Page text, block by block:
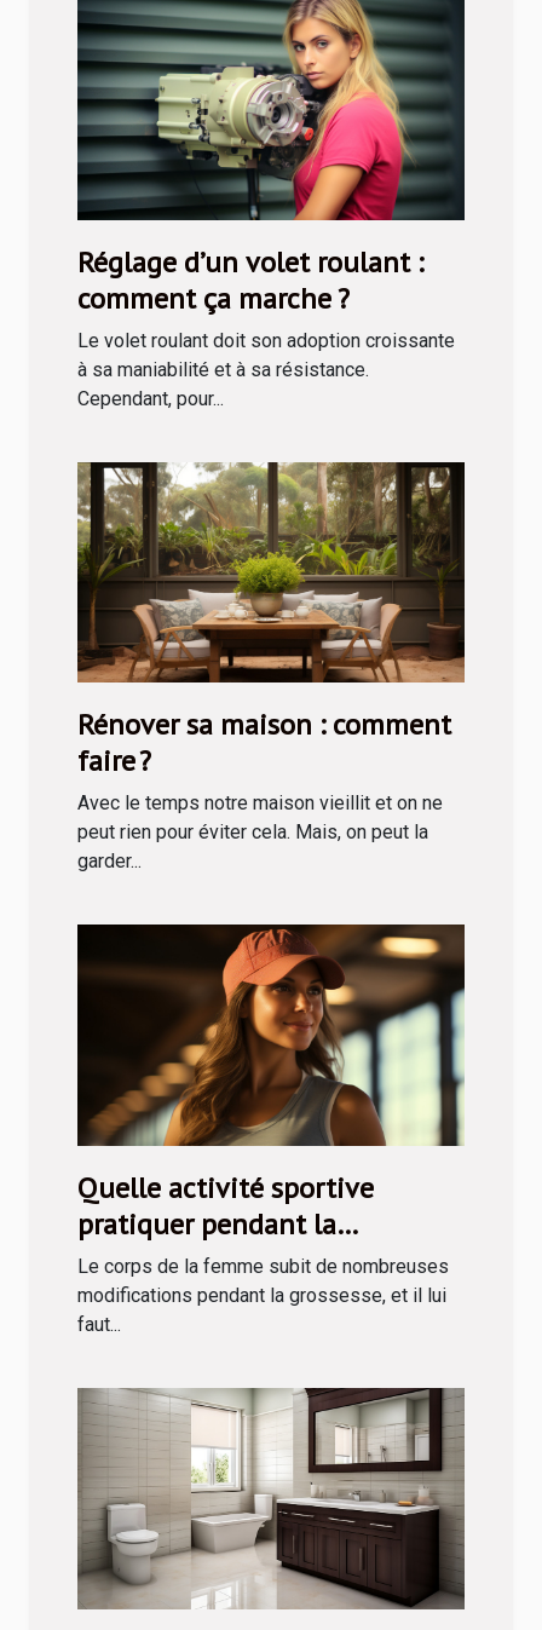
Réglage d’un volet roulant :
comment ça marche ?
Le volet roulant doit son adoption croissante
à sa maniabilité et à sa résistance.
Cependant, pour...
Rénover sa maison : comment
faire ?
Avec le temps notre maison vieillit et on ne
peut rien pour éviter cela. Mais, on peut la
garder...
Quelle activité sportive
pratiquer pendant la
grossesse ?
Le corps de la femme subit de nombreuses
modifications pendant la grossesse, et il lui
faut...